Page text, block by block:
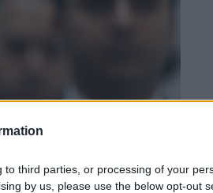
third parties, or processing of your
by us, please use the below opt-out